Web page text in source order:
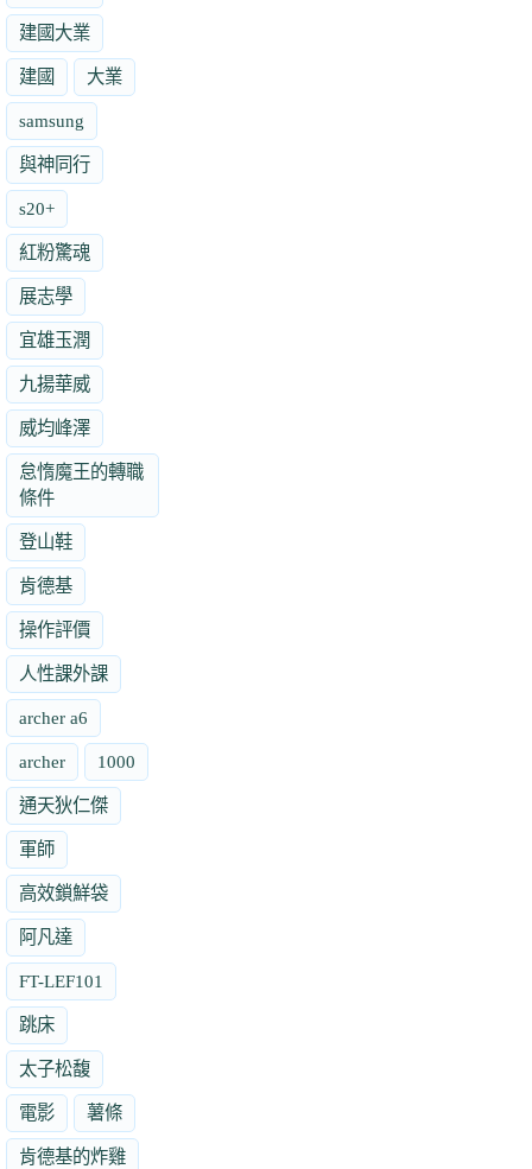
建國大業
建國 大業
samsung
與神同行
s20+
紅粉驚魂
展志學
宜雄玉潤
九揚華威
威均峰澤
怠惰魔王的轉職
條件
登山鞋
肯德基
操作評價
人性課外課
archer a6
archer 1000
通天狄仁傑
軍師
高效鎖鮮袋
阿凡達
FT-LEF101
跳床
太子松馥
電影 薯條
肯德基的炸雞